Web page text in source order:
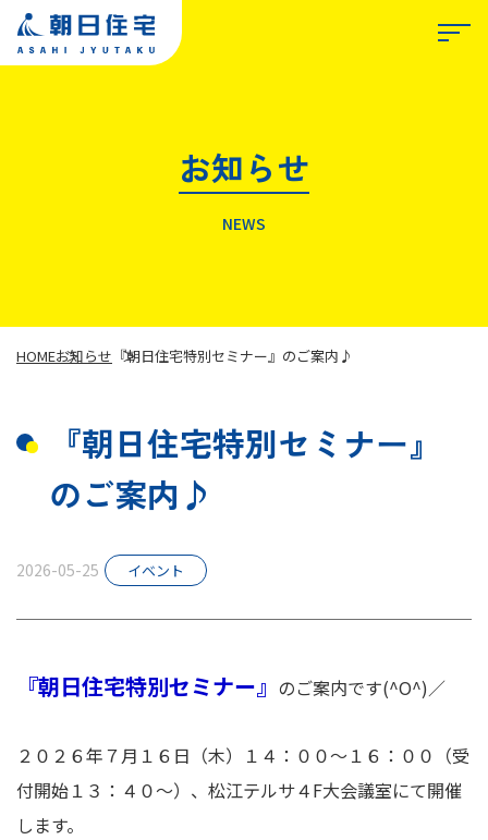
私たちが選ばれる理由
事業紹介
お知らせ
NEWS
HOMEお知らせ 『朝日住宅特別セミナー』のご案内♪
『朝日住宅特別セミナー』
のご案内♪
2026-05-25 イベント
『朝日住宅特別セミナー』 のご案内です(^O^)／
２０２６年７月１６日（木）１４：００～１６：００（受
付開始１３：４０～）、松江テルサ４F大会議室にて開催
します。